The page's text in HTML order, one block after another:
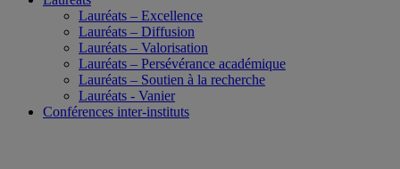
Lauréats – Excellence
Lauréats – Diffusion
Lauréats – Valorisation
Lauréats – Persévérance académique
Lauréats – Soutien à la recherche
Lauréats - Vanier
Conférences inter-instituts